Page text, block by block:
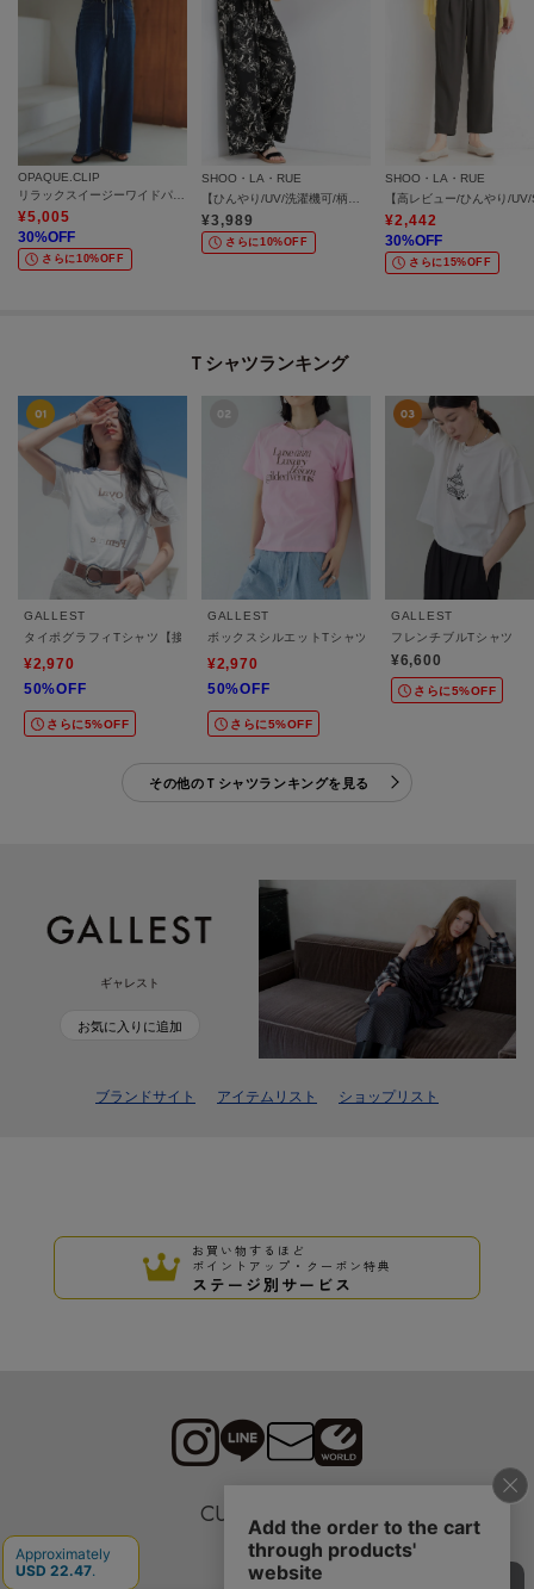
OPAQUE.CLIP
¥5,005
30%OFF
さらに10%OFF
SHOO・LA・RUE
¥3,989
さらに10%OFF
SHOO・LA・RUE
¥2,442
30%OFF
さらに15%OFF
Ｔシャツランキング
GALLEST
タイポグラフィTシャツ【接触冷感】
¥2,970
50%OFF
さらに5%OFF
GALLEST
ボックスシルエットTシャツ【接触冷感】
¥2,970
50%OFF
さらに5%OFF
GALLEST
フレンチブルTシャツ
¥6,600
さらに5%OFF
その他のＴシャツランキングを見る
ギャレスト
お気に入りに追加
ブランドサイト アイテムリスト ショップリスト
お買い物するほど
ポイントアップ・クーポン特典
ステージ別サービス
CUSTOMER
採用情報